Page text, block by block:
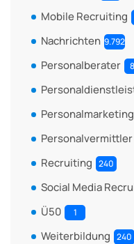
Mobile Recruiting
Nachrichten 9.792
Personalberater
Personalmarketing
Personalvermittler
Recruiting 240
Social Media
Ü50 1
Weiterbildung 240